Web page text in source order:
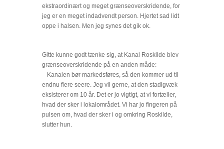
ekstraordinært og meget grænseoverskridende, for
jeg er en meget indadvendt person. Hjertet sad lidt
oppe i halsen. Men jeg synes det gik ok.
Gitte kunne godt tænke sig, at Kanal Roskilde blev
grænseoverskridende på en anden måde:
– Kanalen bør markedsføres, så den kommer ud til
endnu flere seere. Jeg vil gerne, at den stadigvæk
eksisterer om 10 år. Det er jo vigtigt, at vi fortæller,
hvad der sker i lokalområdet. Vi har jo fingeren på
pulsen om, hvad der sker i og omkring Roskilde,
slutter hun.